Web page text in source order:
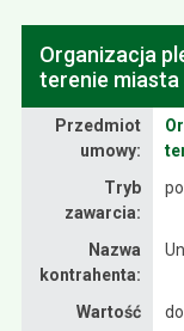
Organizacja
terenie
Przedmiot
umowy:
Tryb
zawarcia:
Nazwa
kontrahenta:
Wartość